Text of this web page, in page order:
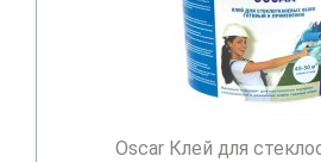
Oscar Клей для